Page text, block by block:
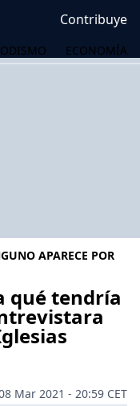
Contribuye
ECONOMÍA
APARECE POR
qué tendría
Mar 2021 - 20:59 CET